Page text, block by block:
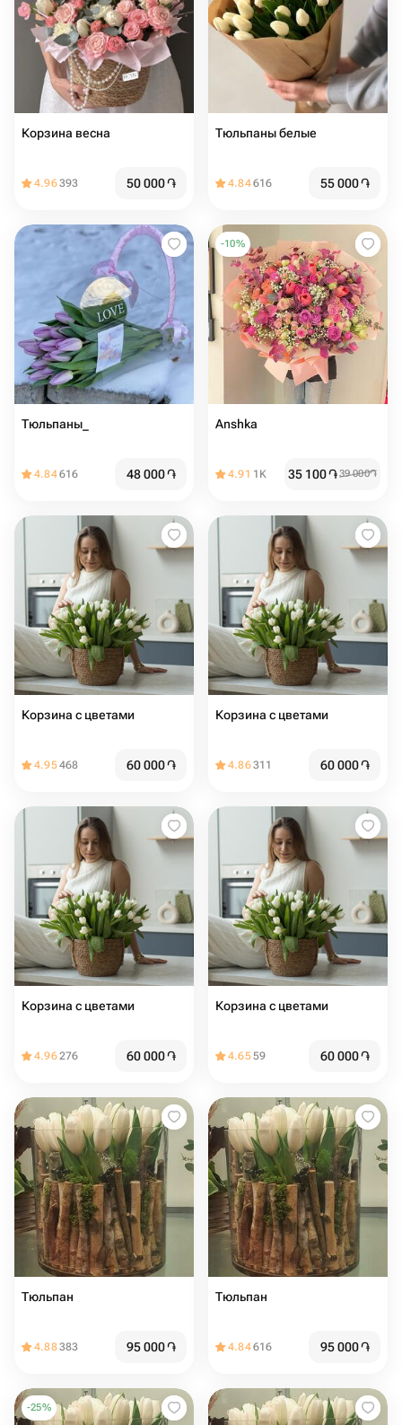
Корзина весна
4.96393 50 000֏
Тюльпаны белые
4.84616 55 000֏
Тюльпаны_
4.84616 48 000֏
-10%
Anshka
4.91 1K 35 100֏39 000֏
Корзина с цветами ️
4.95468 60 000֏
Корзина с цветами ️
4.86311 60 000֏
Корзина с цветами ️
4.96276 60 000֏
Корзина с цветами ️
4.6559 60 000֏
Тюльпан
4.88383 95 000֏
Тюльпан
4.84616 95 000֏
-25%